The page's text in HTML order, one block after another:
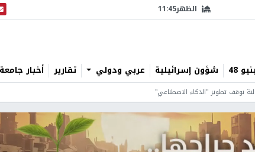
الظهر11:45
48 شؤون إسرائيلية عربي ودولي تقارير أخبار
بوقف تطوير "الذكاء الاصطناعي"